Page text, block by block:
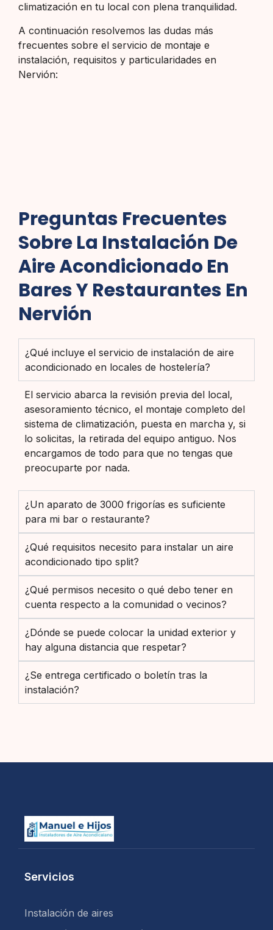
climatización en tu local con plena tranquilidad.
A continuación resolvemos las dudas más
frecuentes sobre el servicio de montaje e
instalación, requisitos y particularidades en
Nervión:
Preguntas Frecuentes
Sobre La Instalación De
Aire Acondicionado En
Bares Y Restaurantes En
Nervión
¿Qué incluye el servicio de instalación de aire
acondicionado en locales de hostelería?
El servicio abarca la revisión previa del local,
asesoramiento técnico, el montaje completo del
sistema de climatización, puesta en marcha y, si
lo solicitas, la retirada del equipo antiguo. Nos
encargamos de todo para que no tengas que
preocuparte por nada.
¿Un aparato de 3000 frigorías es suficiente
para mi bar o restaurante?
¿Qué requisitos necesito para instalar un aire
acondicionado tipo split?
¿Qué permisos necesito o qué debo tener en
cuenta respecto a la comunidad o vecinos?
¿Dónde se puede colocar la unidad exterior y
hay alguna distancia que respetar?
¿Se entrega certificado o boletín tras la
instalación?
Servicios
Instalación de aires